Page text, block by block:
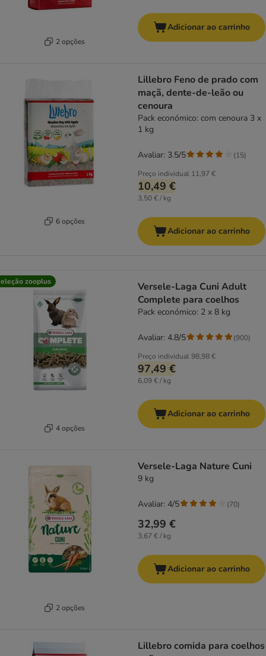
2 opções
Adicionar ao carrinho
6 opções
Lillebro Feno de prado com
maçã, dente-de-leão ou
cenoura
Pack económico: com cenoura 3 x
1 kg
Preço individual 11,97 €
10,49 €
3,50 € / kg
Avaliar: 3.5/5 (15)
Adicionar ao carrinho
zooplus
4 opções
Versele-Laga Cuni Adult
Complete para coelhos
Pack económico: 2 x 8 kg
Preço individual98,98 €
97,49 €
6,09 € / kg
Avaliar: 4.8/5 (900)
Adicionar ao carrinho
2 opções
Versele-Laga Nature Cuni
9 kg
32,99 €
3,67 € / kg
Avaliar: 4/5 (70)
Adicionar ao carrinho
Lillebro comida para coelhos